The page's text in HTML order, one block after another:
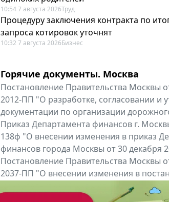
10:54 7 августа 2026Труд
Процедуру заключения контракта по
запроса котировок уточнят
10:32 7 августа 2026Бизнес
Горячие документы. Москва
Постановление Правительства Москвы
2012-ПП "О разработке, согласовании и
документации по организации
Приказ Департамента финансов г.
138ф "О внесении изменения в приказ
финансов города Москвы от 30 декабря
Постановление Правительства Москвы
2037-ПП "О внесении изменения в
Правительства Москвы от 26 июля 2011
Все региональные документы